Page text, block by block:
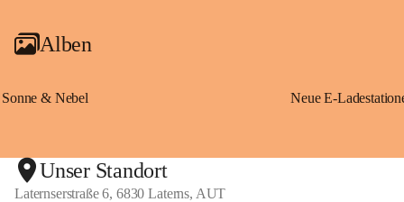
Alben
Sonne & Nebel
Unser Standort
Laternserstraße 6, 6830 Laterns, AUT